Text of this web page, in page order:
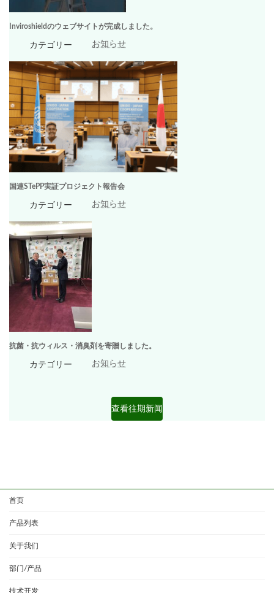
Inviroshieldのウェブサイトが完成しました。
カテゴリー お知らせ
国連STePP実証プロジェクト報告会
カテゴリー お知らせ
抗菌・抗ウィルス・消臭剤を寄贈しました。
カテゴリー お知らせ
查看往期新闻
首页
产品列表
关于我们
部门/产品
技术开发